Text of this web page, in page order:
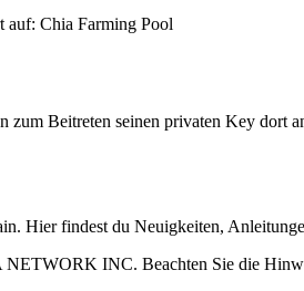
auf: Chia Farming Pool
Beitreten seinen privaten Key
Hier findest du Neuigkeiten,
INC. Beachten Sie die